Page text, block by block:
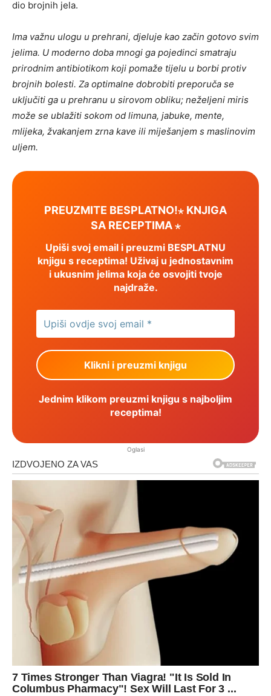
dio brojnih jela.
Ima važnu ulogu u prehrani, djeluje kao začin gotovo svim
jelima. U moderno doba mnogi ga pojedinci smatraju
prirodnim antibiotikom koji pomaže tijelu u borbi protiv
brojnih bolesti. Za optimalne dobrobiti preporuča se
uključiti ga u prehranu u sirovom obliku; neželjeni miris
može se ublažiti sokom od limuna, jabuke, mente,
mlijeka, žvakanjem zrna kave ili miješanjem s maslinovim
uljem.
PREUZMITE BESPLATNO!⋆ KNJIGA
SA RECEPTIMA ⋆
Upiši svoj email i preuzmi BESPLATNU
knjigu s receptima! Uživaj u jednostavnim
i ukusnim jelima koja će osvojiti tvoje
najdraže.
Jednim klikom preuzmi knjigu s najboljim
receptima!
Oglasi